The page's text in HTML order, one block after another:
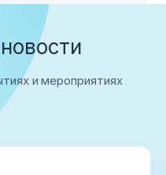
и мероприятиях